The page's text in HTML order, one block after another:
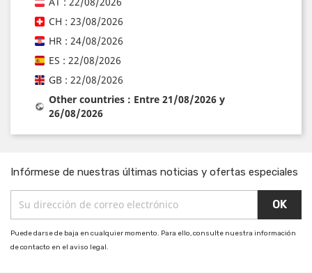
CH : 23/08/2026
HR : 24/08/2026
ES : 22/08/2026
GB : 22/08/2026
Other countries : Entre 21/08/2026 y
26/08/2026
Infórmese de nuestras últimas noticias y ofertas especiales
Puede darse de baja en cualquier momento. Para ello, consulte nuestra información
de contacto en el aviso legal.